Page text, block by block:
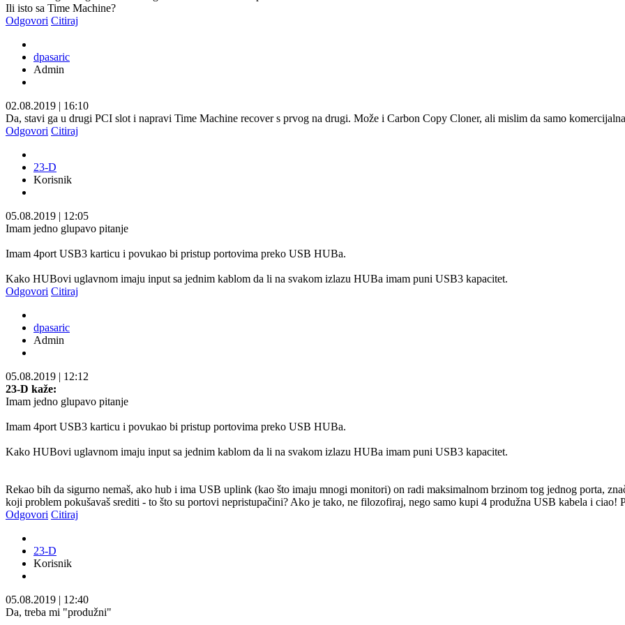
Ili isto sa Time Machine?
Odgovori Citiraj
dpasaric
Admin
02.08.2019 | 16:10
Da, stavi ga u drugi PCI slot i napravi Time Machine recover s prvog na drugi. Može i Carbon Copy Cloner, ali mislim da samo
Odgovori Citiraj
23-D
Korisnik
05.08.2019 | 12:05
Imam jedno glupavo pitanje
Imam 4port USB3 karticu i povukao bi pristup portovima preko USB HUBa.
Kako HUBovi uglavnom imaju input sa jednim kablom da li na svakom izlazu HUBa imam puni USB3 kapacitet.
Odgovori Citiraj
dpasaric
Admin
05.08.2019 | 12:12
23-D kaže:
Imam jedno glupavo pitanje
Imam 4port USB3 karticu i povukao bi pristup portovima preko USB HUBa.
Kako HUBovi uglavnom imaju input sa jednim kablom da li na svakom izlazu HUBa imam puni USB3 kapacitet.
Rekao bih da sigurno nemaš, ako hub i ima USB uplink (kao što imaju mnogi monitori) on radi maksimalnom brzinom tog jednog porta,
koji problem pokušavaš srediti - to što su portovi nepristupačini? Ako je tako, ne filozofiraj, nego samo kupi 4 produžna USB kabela i ciao!
Odgovori Citiraj
23-D
Korisnik
05.08.2019 | 12:40
Da, treba mi "produžni"